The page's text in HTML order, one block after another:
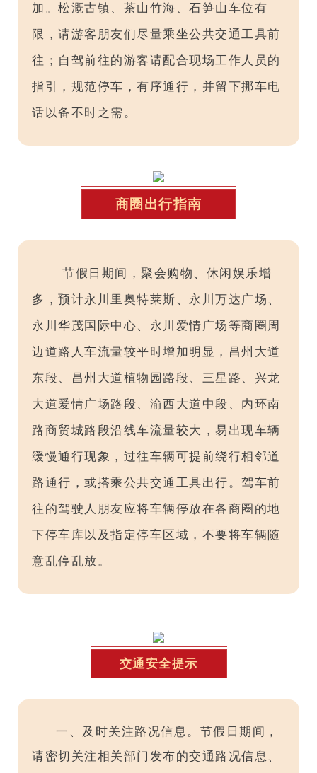
加。松溉古镇、茶山竹海、石笋山车位有
限，请游客朋友们尽量乘坐公共交通工具前
往；自驾前往的游客请配合现场工作人员的
指引，规范停车，有序通行，并留下挪车电
话以备不时之需。
商圈出行指南
节假日期间，聚会购物、休闲娱乐增
多，预计永川里奥特莱斯、永川万达广场、
永川华茂国际中心、永川爱情广场等商圈周
边道路人车流量较平时增加明显，昌州大道
东段、昌州大道植物园路段、三星路、兴龙
大道爱情广场路段、渝西大道中段、内环南
路商贸城路段沿线车流量较大，易出现车辆
缓慢通行现象，过往车辆可提前绕行相邻道
路通行，或搭乘公共交通工具出行。驾车前
往的驾驶人朋友应将车辆停放在各商圈的地
下停车库以及指定停车区域，不要将车辆随
意乱停乱放。
交通安全提示
一、及时关注路况信息。节假日期间，
请密切关注相关部门发布的交通路况信息、